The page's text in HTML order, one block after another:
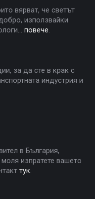
вярват, че светът
използвайки
повече
за да сте в крак с
индустрия и
в България,
изпратете вашето
тук